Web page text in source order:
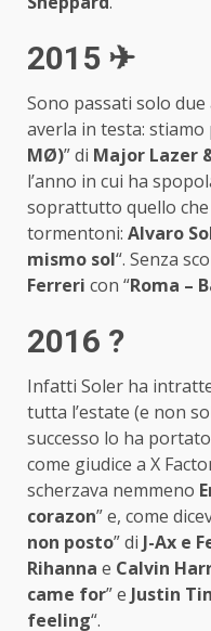
2015 ✈
Sono passati solo
averla in testa: stiamo
MØ)” di Major Lazer
l’anno in cui ha
soprattutto quello
tormentoni: Alvaro
mismo sol“. Senza
Ferreri con “Roma –
2016 ?
Infatti Soler ha
tutta l’estate (e non
successo lo ha
come giudice a X
scherzava nemmeno
corazon” e, come
non posto” di J-Ax e
Rihanna e Calvin
came for” e Justin
feeling“.